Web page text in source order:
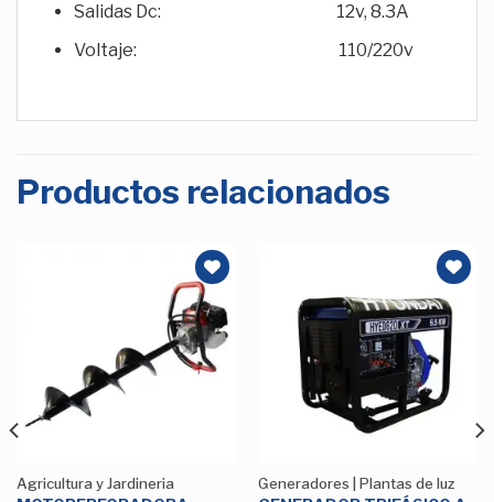
Salidas Dc: 12v, 8.3A
Voltaje: 110/220v
Productos relacionados
Añadir
a la
Lista de
deseos
Agricultura y Jardineria
Añadir
a la
Lista de
deseos
Generadores | Plantas de luz